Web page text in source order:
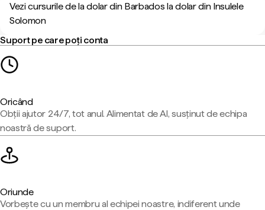
Vezi cursurile de la dolar din Barbados la dolar din Insulele
Solomon
Suport pe care poți conta
Oricând
Obții ajutor 24/7, tot anul. Alimentat de AI, susținut de echipa
noastră de suport.
Oriunde
Vorbește cu un membru al echipei noastre, indiferent unde